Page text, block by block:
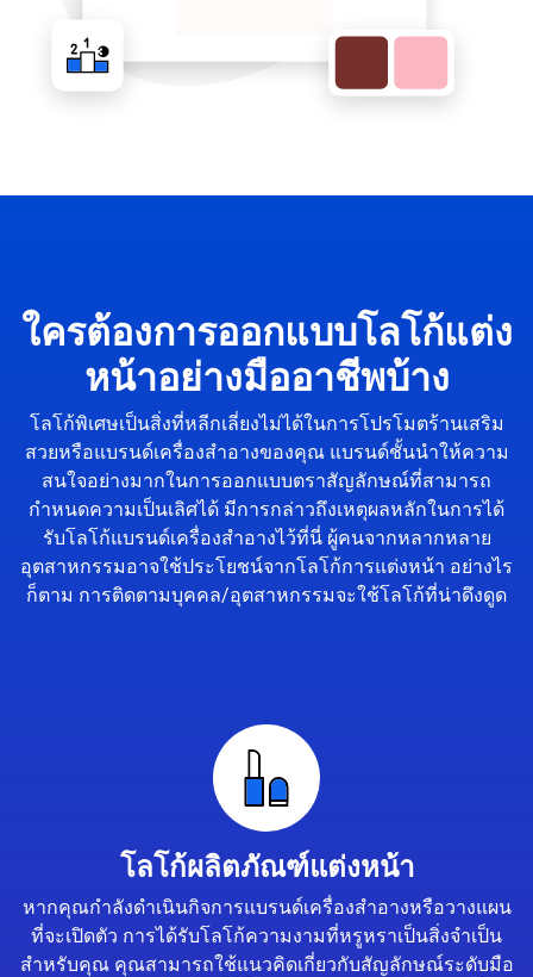
ใครต้องการออกแบบโลโก้แต่ง
หน้าอย่างมืออาชีพบ้าง
โลโก้พิเศษเป็นสิ่งที่หลีกเลี่ยงไม่ได้ในการโปรโมตร้านเสริม
สวยหรือแบรนด์เครื่องสำอางของคุณ แบรนด์ชั้นนำให้ความ
สนใจอย่างมากในการออกแบบตราสัญลักษณ์ที่สามารถ
กำหนดความเป็นเลิศได้ มีการกล่าวถึงเหตุผลหลักในการได้
รับโลโก้แบรนด์เครื่องสำอางไว้ที่นี่ ผู้คนจากหลากหลาย
อุตสาหกรรมอาจใช้ประโยชน์จากโลโก้การแต่งหน้า อย่างไร
ก็ตาม การติดตามบุคคล/อุตสาหกรรมจะใช้โลโก้ที่น่าดึงดูด
โลโก้ผลิตภัณฑ์แต่งหน้า
หากคุณกำลังดำเนินกิจการแบรนด์เครื่องสำอางหรือวางแผน
ที่จะเปิดตัว การได้รับโลโก้ความงามที่หรูหราเป็นสิ่งจำเป็น
สำหรับคุณ คุณสามารถใช้แนวคิดเกี่ยวกับสัญลักษณ์ระดับมือ